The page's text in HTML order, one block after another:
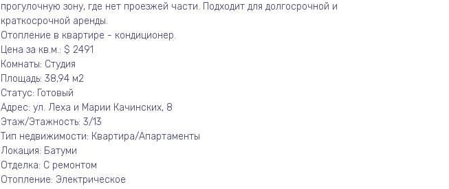
прогулочную зону, где нет проезжей части. Подходит для долгосрочной и
краткосрочной аренды.
Отопление в квартире - кондиционер.
Цена за кв.м.: $ 2491
Комнаты: Студия
Площадь: 38,94 м2
Статус: Готовый
Адрес: ул. Леха и Марии Качинских, 8
Этаж/Этажность: 3/13
Тип недвижимости: Квартира/Апартаменты
Локация: Батуми
Отделка: С ремонтом
Отопление: Электрическое